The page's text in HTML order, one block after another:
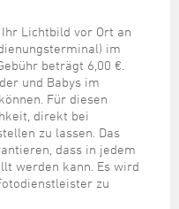
Lichtbild vor Ort an
im
beträgt 6,00 €.
und Babys im
Für diesen
direkt bei
zu lassen. Das
dass in jedem
werden kann. Es wird
zu